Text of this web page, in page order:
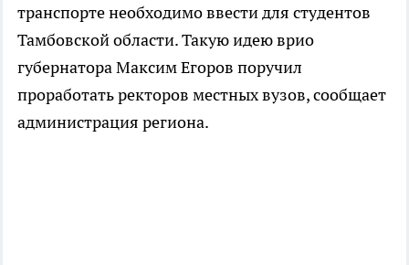
транспорте необходимо ввести для студентов
Тамбовской области. Такую идею врио
губернатора Максим Егоров поручил
проработать ректоров местных вузов, сообщает
администрация региона.